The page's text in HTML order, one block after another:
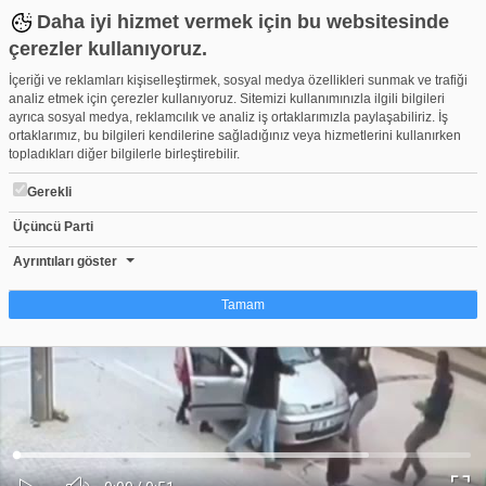
Daha iyi hizmet vermek için bu websitesinde
çerezler kullanıyoruz.
İçeriği ve reklamları kişiselleştirmek, sosyal medya özellikleri sunmak ve trafiği
analiz etmek için çerezler kullanıyoruz. Sitemizi kullanımınızla ilgili bilgileri
ayrıca sosyal medya, reklamcılık ve analiz iş ortaklarımızla paylaşabiliriz. İş
ortaklarımız, bu bilgileri kendilerine sağladığınız veya hizmetlerini kullanırken
topladıkları diğer bilgilerle birleştirebilir.
Gerekli
Üçüncü Parti
Ayrıntıları göster
Tamam
Çerez nedir?
Çerezler, web-sitelerinin, kullanıcıların deneyimlerini daha verimli hale getirmek
amacıyla kullandığı küçük metin dosyalarıdır. Yasalara göre, bu sitenin
işletilmesi için kesinlikle gerekli olan çerezleri cihazınıza yerleştirebiliyoruz.
Diğer çerez türleri için sizden izin almamız gerekiyor. Bu site farklı çerez türleri
kullanmaktadır. Bazı çerezler, sayfalarımızda yer alan üçüncü şahıs hizmetleri
tarafından yerleştirilir. İzniniz şu alanlar için geçerlidir: web.tv
Ses
Yüklendi:
Yükleniyor:
Bursa'da küçük Ömer'in ölümüne sebep olan sürücünün ifadesi